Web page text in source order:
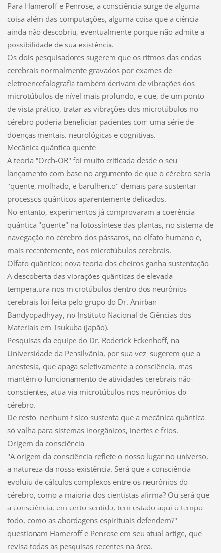
Para Hameroff e Penrose, a consciência surge de alguma
coisa além das computações, alguma coisa que a ciência
ainda não descobriu, eventualmente porque não admite a
possibilidade de sua existência.
Os dois pesquisadores sugerem que os ritmos das ondas
cerebrais normalmente gravados por exames de
eletroencefalografia também derivam de vibrações dos
microtúbulos de nível mais profundo, e que, de um ponto
de vista prático, tratar as vibrações dos microtúbulos no
cérebro poderia beneficiar pacientes com uma série de
doenças mentais, neurológicas e cognitivas.
Mecânica quântica quente
A teoria "Orch-OR" foi muito criticada desde o seu
lançamento com base no argumento de que o cérebro seria
"quente, molhado, e barulhento" demais para sustentar
processos quânticos aparentemente delicados.
No entanto, experimentos já comprovaram a coerência
quântica "quente" na fotossíntese das plantas, no sistema de
navegação no cérebro dos pássaros, no olfato humano e,
mais recentemente, nos microtúbulos cerebrais.
Olfato quântico: nova teoria dos cheiros ganha sustentação
A descoberta das vibrações quânticas de elevada
temperatura nos microtúbulos dentro dos neurônios
cerebrais foi feita pelo grupo do Dr. Anirban
Bandyopadhyay, no Instituto Nacional de Ciências dos
Materiais em Tsukuba (Japão).
Pesquisas da equipe do Dr. Roderick Eckenhoff, na
Universidade da Pensilvânia, por sua vez, sugerem que a
anestesia, que apaga seletivamente a consciência, mas
mantém o funcionamento de atividades cerebrais não-
conscientes, atua via microtúbulos nos neurônios do
cérebro.
De resto, nenhum físico sustenta que a mecânica quântica
só valha para sistemas inorgânicos, inertes e frios.
Origem da consciência
"A origem da consciência reflete o nosso lugar no universo,
a natureza da nossa existência. Será que a consciência
evoluiu de cálculos complexos entre os neurônios do
cérebro, como a maioria dos cientistas afirma? Ou será que
a consciência, em certo sentido, tem estado aqui o tempo
todo, como as abordagens espirituais defendem?"
questionam Hameroff e Penrose em seu atual artigo, que
revisa todas as pesquisas recentes na área.